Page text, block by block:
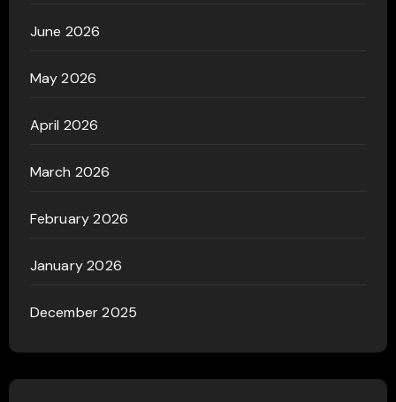
June 2026
May 2026
April 2026
March 2026
February 2026
January 2026
December 2025